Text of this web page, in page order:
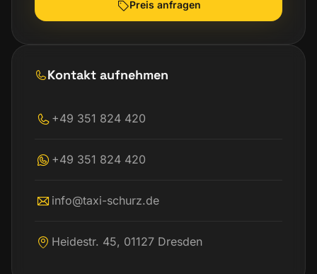
Preis anfragen
Kontakt aufnehmen
+49 351 824 420
+49 351 824 420
info@taxi-schurz.de
Heidestr. 45, 01127 Dresden